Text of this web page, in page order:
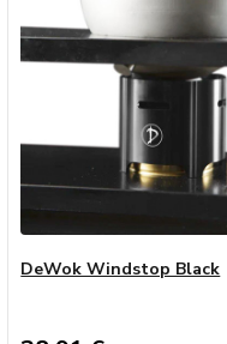
DeWok Windstop Black